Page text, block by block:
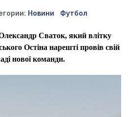
Новини Футбол
Сваток, який влітку
Остіна нарешті провів свій
нової команди.